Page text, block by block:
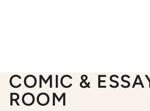
COMIC &
ROOM